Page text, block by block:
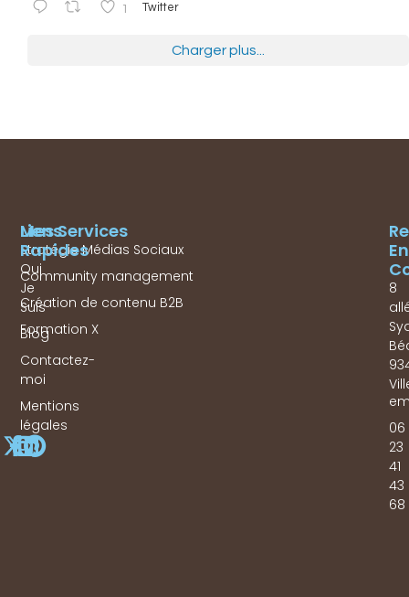
1 Twitter
Charger plus...
Mes Services
Stratégie Médias Sociaux
Community management
Création de contenu B2B
Formation X
Liens
Rapides
Qui
Je
Suis
Blog
Contactez-
moi
Mentions
légales
En
8
06
23
41
43
68